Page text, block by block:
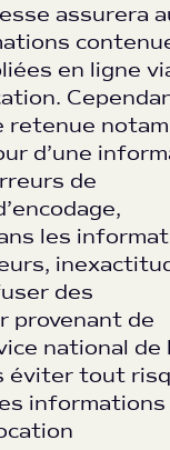
assurera
en ligne
retenue
d’une
de
les
des
provenant de
national de
éviter tout
informations